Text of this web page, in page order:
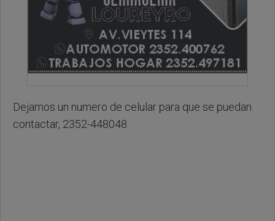
Dejamos un numero de celular para que se puedan
contactar, 2352-448048.